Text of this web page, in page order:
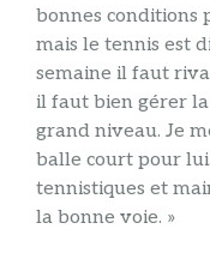
bonnes conditions
mais le tennis est
semaine il faut
il faut bien gérer
grand niveau. Je
balle court pour
tennistiques et
la bonne voie. »